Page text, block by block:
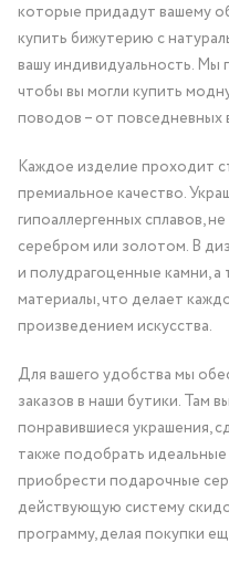
которые придадут вашему
купить бижутерию с
вашу индивидуальность.
чтобы вы могли купить
поводов – от
Каждое изделие проходит
премиальное качество.
гипоаллергенных сплавов,
серебром или золотом. В
и полудрагоценные камни,
материалы, что делает
произведением искусства.
Для вашего удобства мы
заказов в наши бутики. Там
понравившиеся украшения,
также подобрать
приобрести подарочные
действующую систему
программу, делая покупки